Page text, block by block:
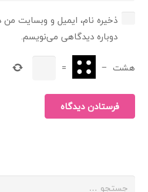
ذخیره نام، ایمیل و وبسایت من
دوباره دیدگاهی می‌نویسم.
هشت −
=
فرستادن دیدگاه
جستجو